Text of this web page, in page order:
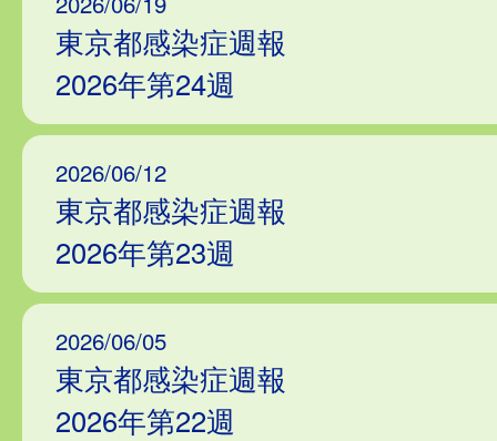
東京都感染症週報
2026年第24週
2026/06/12
東京都感染症週報
2026年第23週
2026/06/05
東京都感染症週報
2026年第22週